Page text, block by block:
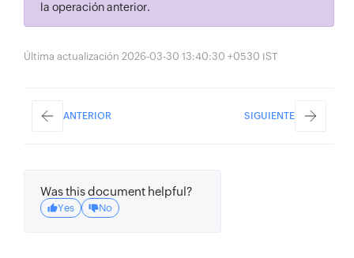
la operación anterior.
Última actualización 2026-03-30 13:40:30 +0530 IST
ANTERIOR SIGUIENTE
Was this document helpful?
Yes No